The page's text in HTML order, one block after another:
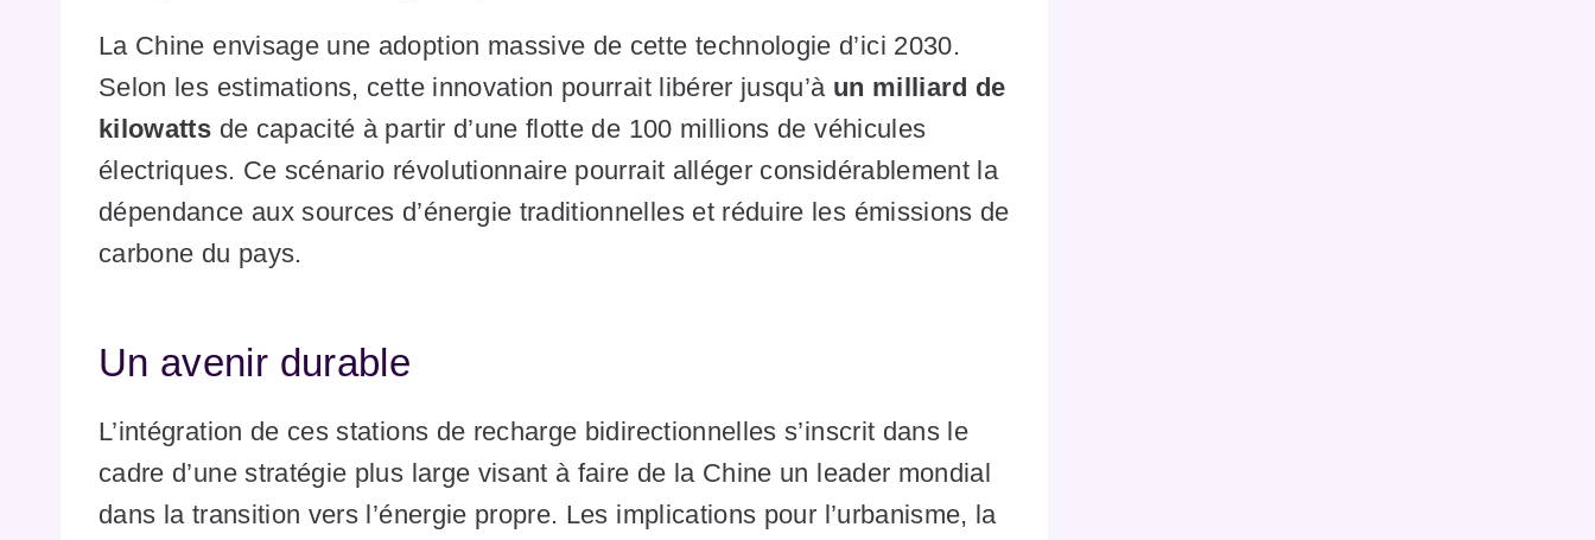
La Chine envisage une adoption massive de cette technologie d’ici 2030.
Selon les estimations, cette innovation pourrait libérer jusqu’à un milliard de
kilowatts de capacité à partir d’une flotte de 100 millions de véhicules
électriques. Ce scénario révolutionnaire pourrait alléger considérablement la
dépendance aux sources d’énergie traditionnelles et réduire les émissions de
carbone du pays.
Un avenir durable
L’intégration de ces stations de recharge bidirectionnelles s’inscrit dans le
cadre d’une stratégie plus large visant à faire de la Chine un leader mondial
dans la transition vers l’énergie propre. Les implications pour l’urbanisme, la